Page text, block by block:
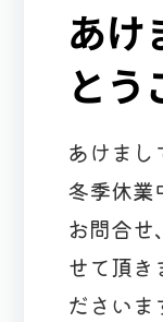
あけ
とう
あけまし
冬季休業
お問合せ
せて頂き
ださいま